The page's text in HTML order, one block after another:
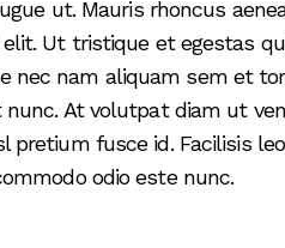
ut. Mauris rhoncus
Ut tristique et egestas
nec nam aliquam sem et
At volutpat diam ut
fusce id. Facilisis
odio este nunc.